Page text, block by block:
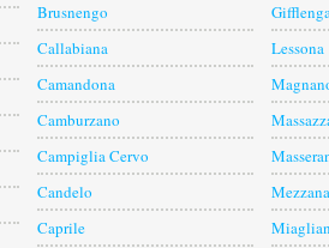
Brusnengo
Callabiana
Camandona
Camburzano
Campiglia Cervo
Candelo
Caprile
Lessona